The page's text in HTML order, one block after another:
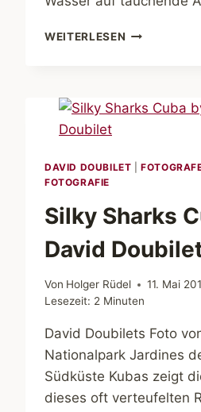
WEITERLESEN DAVID
DAVID DOUBILET |
FOTOGRAFIE
Silky Sharks
David
Von Holger Rüdel
11. Mai
Lesezeit: 2 Minuten
David Doubilets Foto
Nationalpark Jardines
Südküste Kubas zeigt
dieses oft verteufelten